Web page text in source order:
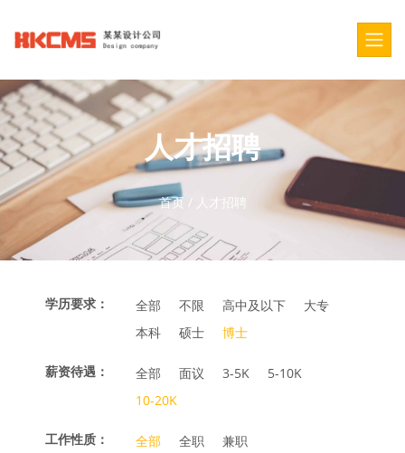
人才招聘
首页 / 人才招聘
学历要求： 全部 不限 高中及以下
大专
本科
硕士 博士
薪资待遇： 全部 面议 3-5K
5-10K
10-20K
工作性质： 全部 全职 兼职